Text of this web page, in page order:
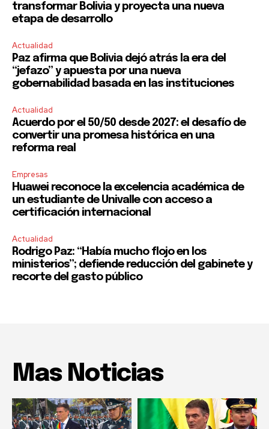
transformar Bolivia y proyecta una nueva
etapa de desarrollo
Actualidad
Paz afirma que Bolivia dejó atrás la era del
“jefazo” y apuesta por una nueva
gobernabilidad basada en las instituciones
Actualidad
Acuerdo por el 50/50 desde 2027: el desafío de
convertir una promesa histórica en una
reforma real
Empresas
Huawei reconoce la excelencia académica de
un estudiante de Univalle con acceso a
certificación internacional
Actualidad
Rodrigo Paz: “Había mucho flojo en los
ministerios”; defiende reducción del gabinete y
recorte del gasto público
Mas Noticias